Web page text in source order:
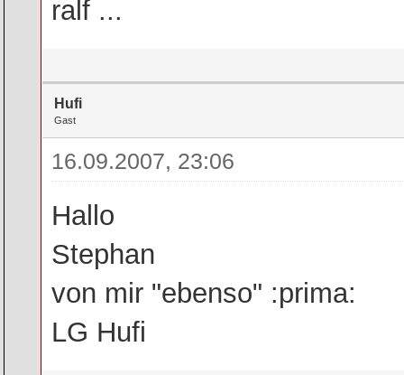
ralf ...
Hufi
Gast
16.09.2007, 23:06
Hallo
Stephan
von mir "ebenso" :prima:
LG Hufi